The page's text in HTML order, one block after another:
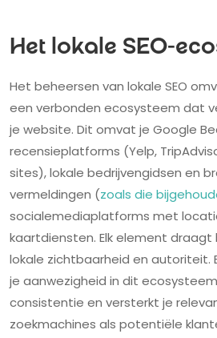
Het lokale SEO-
Het beheersen van lokale SEO
een verbonden ecosysteem dat
je website. Dit omvat je Google
recensieplatforms (Yelp,
sites), lokale bedrijvengidsen en
vermeldingen (zoals die
socialemediaplatforms met
kaartdiensten. Elk element draagt
lokale zichtbaarheid en autoriteit.
je aanwezigheid in dit
consistentie en versterkt je
zoekmachines als potentiële